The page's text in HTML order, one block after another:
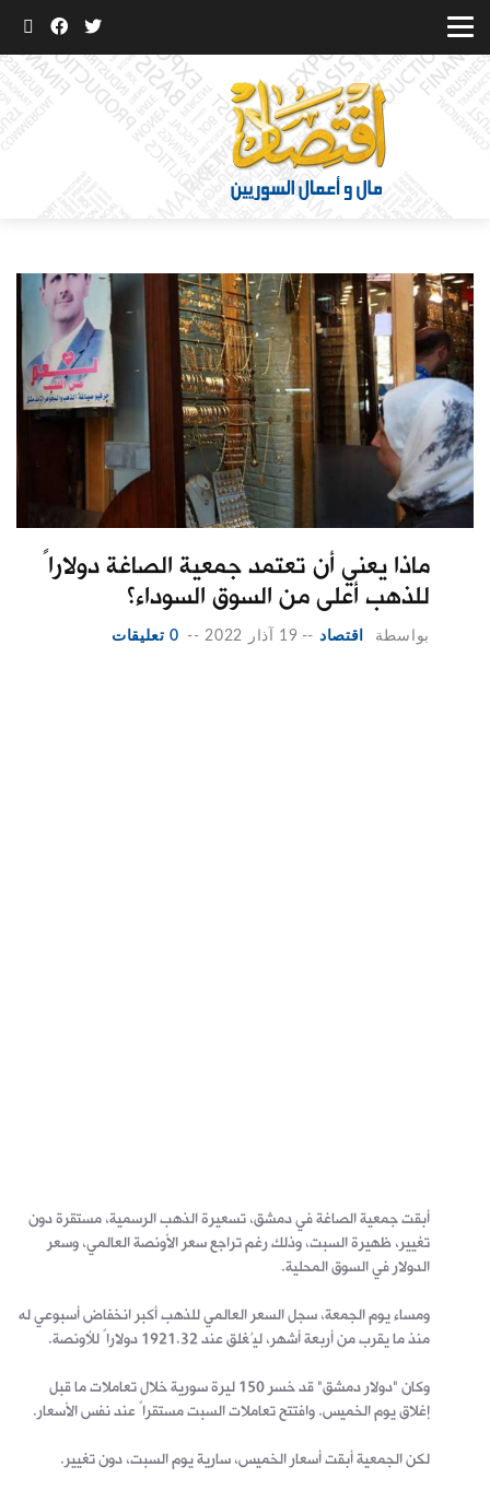
ماذا يعني أن تعتمد جمعية الصاغة دولاراً
للذهب أعلى من السوق السوداء؟
بواسطة اقتصاد -- 19 آذار 2022 -- 0 تعليقات
أبقت جمعية الصاغة في دمشق، تسعيرة الذهب الرسمية، مستقرة دون
تغيير، ظهيرة السبت، وذلك رغم تراجع سعر الأونصة العالمي، وسعر
الدولار في السوق المحلية.
ومساء يوم الجمعة، سجل السعر العالمي للذهب أكبر انخفاض أسبوعي له
منذ ما يقرب من أربعة أشهر، ليُغلق عند 1921.32 دولاراً للأونصة.
وكان "دولار دمشق" قد خسر 150 ليرة سورية خلال تعاملات ما قبل
إغلاق يوم الخميس. وافتتح تعاملات السبت مستقراً عند نفس الأسعار.
لكن الجمعية أبقت أسعار الخميس، سارية يوم السبت، دون تغيير.